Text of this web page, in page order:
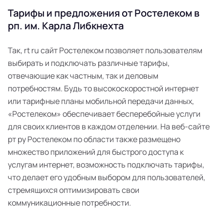
Тарифы и предложения от Ростелеком в
рп. им. Карла Либкнехта
Так, rt ru сайт Ростелеком позволяет пользователям
выбирать и подключать различные тарифы,
отвечающие как частным, так и деловым
потребностям. Будь то высокоскоростной интернет
или тарифные планы мобильной передачи данных,
«Ростелеком» обеспечивает бесперебойные услуги
для своих клиентов в каждом отделении. На веб-сайте
рт ру Ростелеком по области также размещено
множество приложений для быстрого доступа к
услугам интернет, возможность подключать тарифы,
что делает его удобным выбором для пользователей,
стремящихся оптимизировать свои
коммуникационные потребности.